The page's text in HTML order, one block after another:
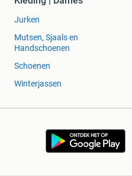
Jurken
Mutsen, Sjaals en
Handschoenen
Schoenen
Winterjassen